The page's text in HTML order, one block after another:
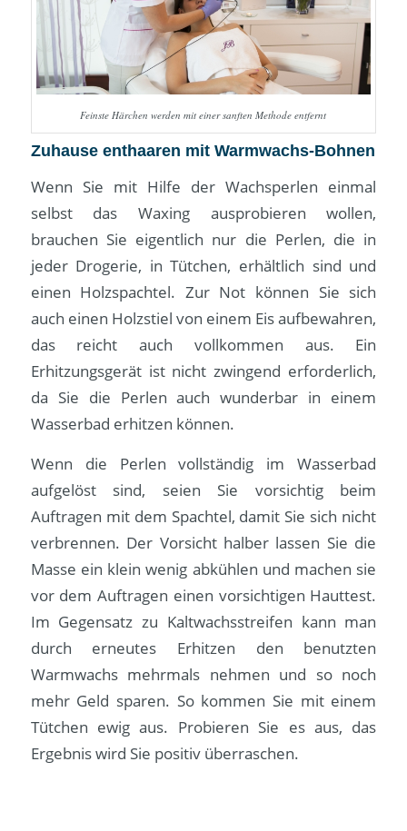
Feinste Härchen werden mit einer sanften Methode entfernt
Zuhause enthaaren mit Warmwachs-Bohnen
Wenn Sie mit Hilfe der Wachsperlen einmal
selbst das Waxing ausprobieren wollen,
brauchen Sie eigentlich nur die Perlen, die in
jeder Drogerie, in Tütchen, erhältlich sind und
einen Holzspachtel. Zur Not können Sie sich
auch einen Holzstiel von einem Eis aufbewahren,
das reicht auch vollkommen aus. Ein
Erhitzungsgerät ist nicht zwingend erforderlich,
da Sie die Perlen auch wunderbar in einem
Wasserbad erhitzen können.
Wenn die Perlen vollständig im Wasserbad
aufgelöst sind, seien Sie vorsichtig beim
Auftragen mit dem Spachtel, damit Sie sich nicht
verbrennen. Der Vorsicht halber lassen Sie die
Masse ein klein wenig abkühlen und machen sie
vor dem Auftragen einen vorsichtigen Hauttest.
Im Gegensatz zu Kaltwachsstreifen kann man
durch erneutes Erhitzen den benutzten
Warmwachs mehrmals nehmen und so noch
mehr Geld sparen. So kommen Sie mit einem
Tütchen ewig aus. Probieren Sie es aus, das
Ergebnis wird Sie positiv überraschen.